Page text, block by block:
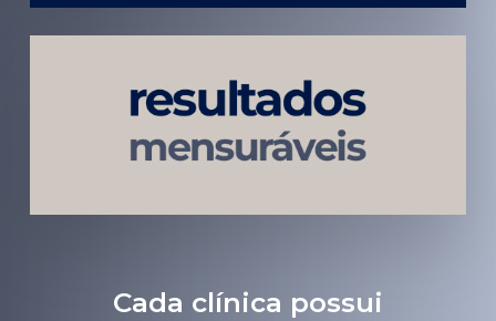
Estratégias
Voltadas a
Conversão
Cada clínica possui